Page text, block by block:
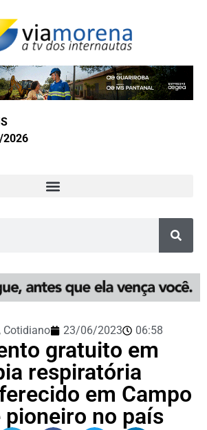
, Cotidiano 23/06/2023 06:58
gratuito em
respiratória
em Campo
pioneiro no país